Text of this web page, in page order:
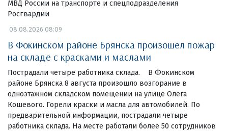
МВД России на транспорте и спецподразделения
Росгвардии
08.08.2026 08:09
В Фокинском районе Брянска произошел пожар
на складе с красками и маслами
Пострадали четыре работника склада. В Фокинском
районе Брянска 8 августа произошло возгорание в
одноэтажном складском помещении на улице Олега
Кошевого. Горели краски и масла для автомобилей. По
предварительной информации, пострадали четыре
работника склада. На месте работали более 50 сотрудников